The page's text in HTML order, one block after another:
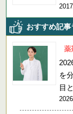
おすすめ記
薬
を
目